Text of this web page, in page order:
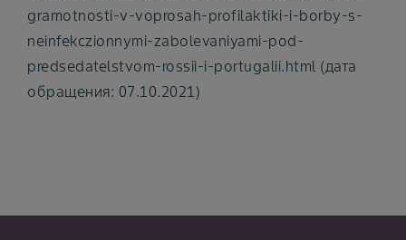
gramotnosti-v-voprosah-profilaktiki-i-borby-s-
neinfekczionnymi-zabolevaniyami-pod-
predsedatelstvom-rossii-i-portugalii.html (дата
обращения: 07.10.2021)